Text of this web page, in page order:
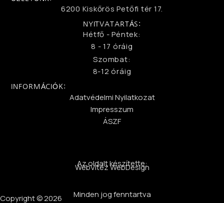
6200 Kiskőrös Petőfi tér 17.
NYITVATARTÁS:
Hétfő - Péntek:
8 - 17 óráig
Szombat:
8-12 óráig
INFORMÁCIÓK:
Adatvédelmi Nyilatkozat
Impresszum
ÁSZF
Az oldalt készítette:
WebVitéz WebDesign
Minden jog fenntartva
Copyright © 2026